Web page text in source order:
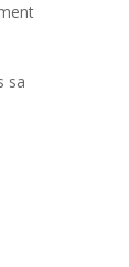
sa